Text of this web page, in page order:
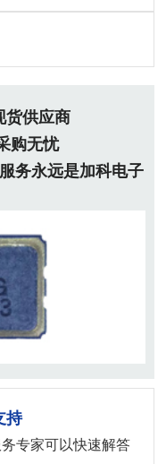
货供应商
购无忧
务永远是加科电子
持
专家可以快速解答